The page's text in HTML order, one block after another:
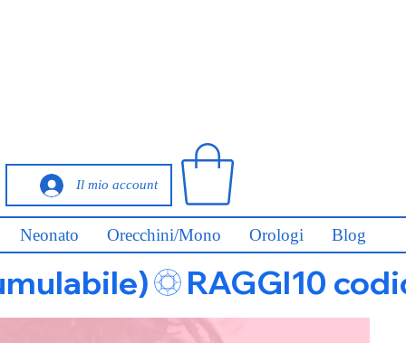
Il mio account
Neonato Orecchini/Mono Orologi Blog